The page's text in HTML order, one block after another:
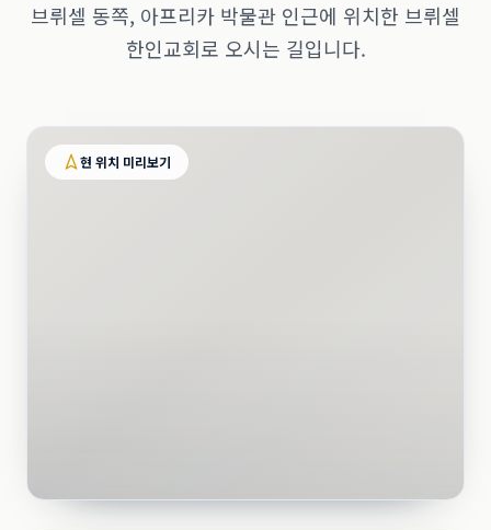
브뤼셀 동쪽, 아프리카 박물관 인근에 위치한 브뤼셀
한인교회로 오시는 길입니다.
현 위치 미리보기